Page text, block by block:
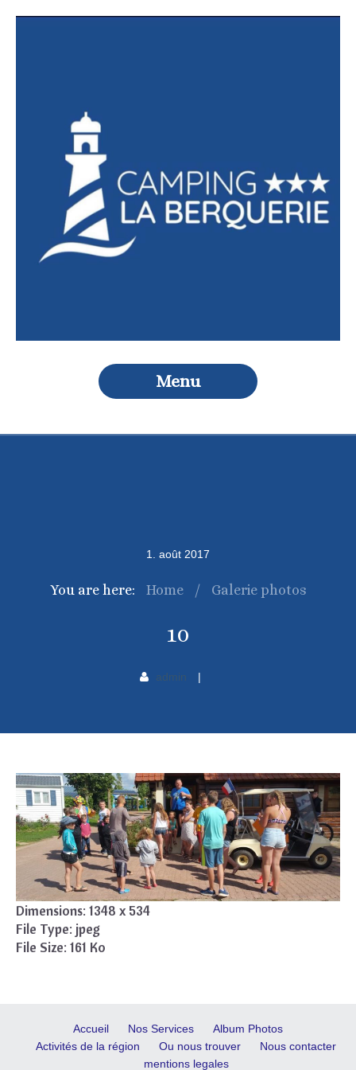
Menu
1 août 2017
You are here: Home / Galerie photos
10
admin
Dimensions: 1348 x 534
File Type: jpeg
File Size: 161 Ko
Accueil Nos Services
Album Photos
Activités de la région
Ou nous trouver
Nous contacter
mentions legales